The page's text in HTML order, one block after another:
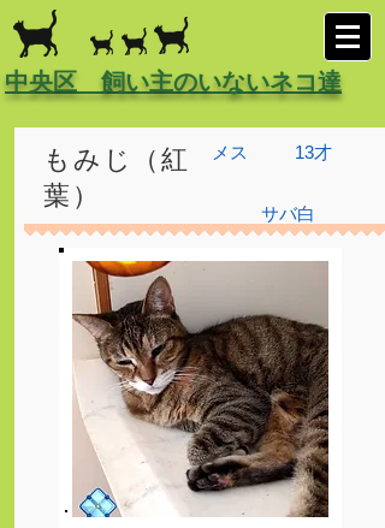
中央区 飼い主のいないネコ達
メス
もみじ（紅
葉）
13才
サバ白